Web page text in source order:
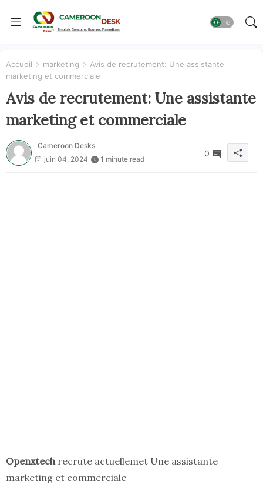
Accueil marketing
Avis de recrutement: Une assistante
marketing et commerciale
Avis de recrutement: Une assistante
marketing et commerciale
Cameroon Desks
juin 04, 2024
1 minute read
0
Openxtechrecrute actuellemet Une assistante
marketing et commerciale